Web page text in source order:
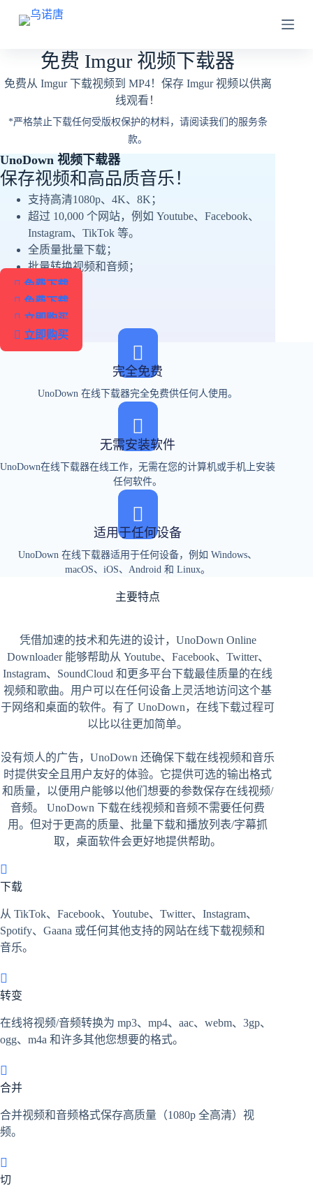
跳
跳
免费 Imgur 视频下载器
免费从 Imgur 下载视频到 MP4！保存 Imgur 视频以供离
线观看！
*严格禁止下载任何受版权保护的材料，请阅读我们的服务条
款。
UnoDown 视频下载器
保存视频和高品质音乐！
支持高清1080p、4K、8K；
超过 10,000 个网站，例如 Youtube、Facebook、
Instagram、TikTok 等。
全质量批量下载；
批量转换视频和音频；
免费下载
免费下载
立即购买
立即购买
完全免费
UnoDown 在线下载器完全免费供任何人使用。
无需安装软件
UnoDown在线下载器在线工作，无需在您的计算机或手机上安装
任何软件。
适用于任何设备
UnoDown 在线下载器适用于任何设备，例如 Windows、
macOS、iOS、Android 和 Linux。
主要特点
凭借加速的技术和先进的设计，UnoDown Online
Downloader 能够帮助从 Youtube、Facebook、Twitter、
Instagram、SoundCloud 和更多平台下载最佳质量的在线
视频和歌曲。用户可以在任何设备上灵活地访问这个基
于网络和桌面的软件。有了 UnoDown，在线下载过程可
以比以往更加简单。
没有烦人的广告，UnoDown 还确保下载在线视频和音乐
时提供安全且用户友好的体验。它提供可选的输出格式
和质量，以便用户能够以他们想要的参数保存在线视频/
音频。 UnoDown 下载在线视频和音频不需要任何费
用。但对于更高的质量、批量下载和播放列表/字幕抓
取，桌面软件会更好地提供帮助。
下载
从 TikTok、Facebook、Youtube、Twitter、Instagram、
Spotify、Gaana 或任何其他支持的网站在线下载视频和
音乐。
转变
在线将视频/音频转换为 mp3、mp4、aac、webm、3gp、
ogg、m4a 和许多其他您想要的格式。
合并
合并视频和音频格式保存高质量（1080p 全高清）视
频。
切